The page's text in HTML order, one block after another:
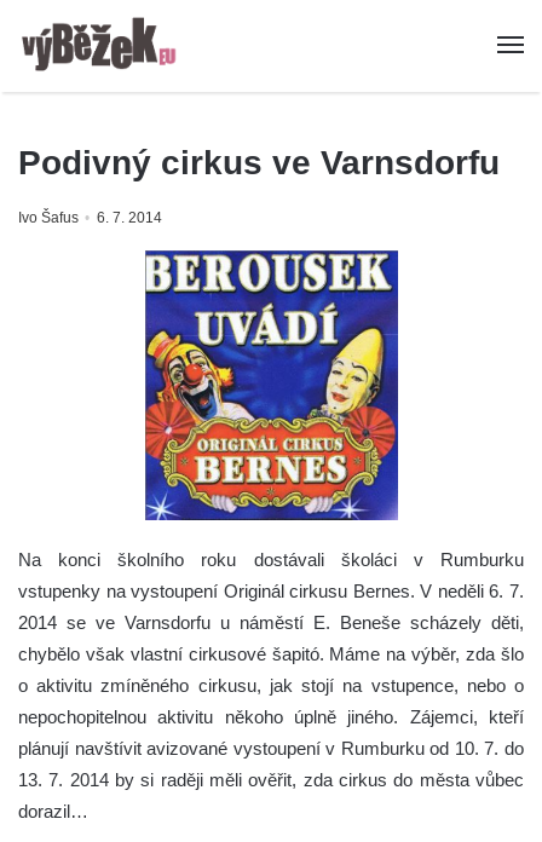
Podivný cirkus ve Varnsdorfu
Ivo Šafus 6. 7. 2014
Na konci školního roku dostávali školáci v Rumburku
vstupenky na vystoupení Originál cirkusu Bernes.V neděli 6. 7.
2014 se ve Varnsdorfu u náměstí E. Beneše scházely děti,
chybělo však vlastní cirkusové šapitó. Máme na výběr, zda šlo
o aktivitu zmíněného cirkusu, jak stojí na vstupence, nebo o
nepochopitelnou aktivitu někoho úplně jiného. Zájemci, kteří
plánují navštívit avizované vystoupení v Rumburku od 10. 7. do
13. 7. 2014 by si raději měli ověřit, zda cirkus do města vůbec
dorazil…